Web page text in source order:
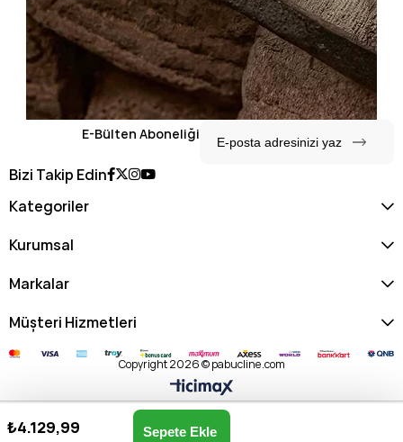
E-Bülten Aboneliği
Bizi Takip Edin
Kategoriler
Kurumsal
Markalar
Müşteri Hizmetleri
Copyright 2026 © pabucline.com
U.s. Polo Assn. Kadın Postacı Çantası US25246-TAŞ
₺4.129,99
Anasayfa Favorilerim